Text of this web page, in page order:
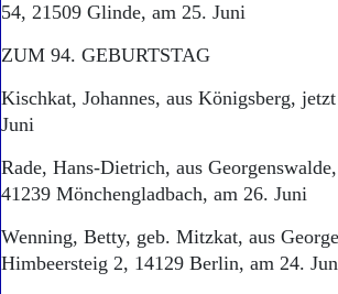
54, 21509 Glinde, am 25. Juni
ZUM 94. GEBURTSTAG
Kischkat, Johannes, aus Königsberg,
Juni
Rade, Hans-Dietrich, aus
41239 Mönchengladbach, am 26. Juni
Wenning, Betty, geb. Mitzkat, aus
Himbeersteig 2, 14129 Berlin, am 24.